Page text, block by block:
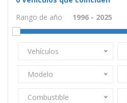
Rango de año
Vehículos
Modelo
Combustible